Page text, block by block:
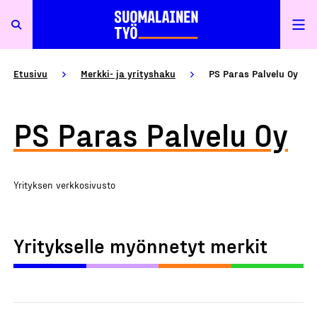
Etusivu Merkki- ja yrityshaku PS Paras Palvelu Oy
PS Paras Palvelu Oy
Yrityksen verkkosivusto
Yritykselle myönnetyt merkit